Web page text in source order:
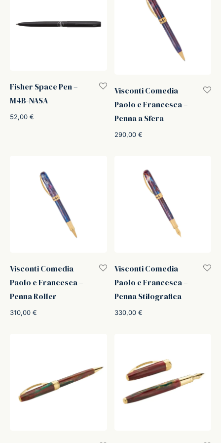
Fisher Space Pen –
M4B-NASA
52,00 €
Visconti Comedia
Paolo e Francesca –
Penna a Sfera
290,00 €
Visconti Comedia
Paolo e Francesca –
Penna Roller
310,00 €
Visconti Comedia
Paolo e Francesca –
Penna Stilografica
330,00 €